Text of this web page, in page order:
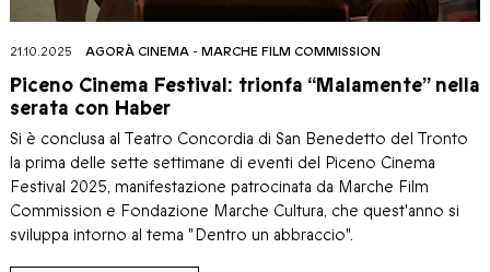
21.10.2025 AGORÀ CINEMA - MARCHE FILM COMMISSION
Piceno Cinema Festival: trionfa “Malamente” nella
serata con Haber
Si è conclusa al Teatro Concordia di San Benedetto del Tronto
la prima delle sette settimane di eventi del Piceno Cinema
Festival 2025, manifestazione patrocinata da Marche Film
Commission e Fondazione Marche Cultura, che quest'anno si
sviluppa intorno al tema "Dentro un abbraccio".